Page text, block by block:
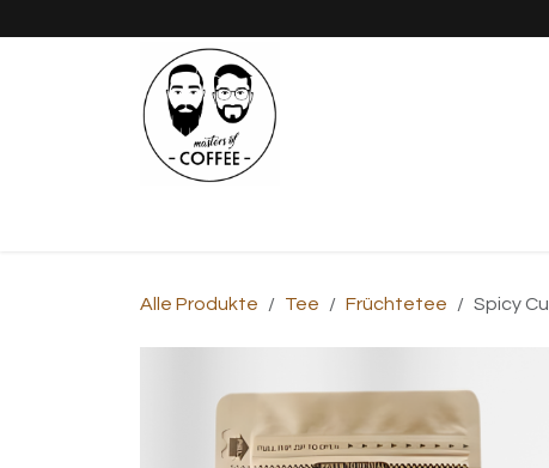
Alle Produkte Tee Früchtetee Spicy